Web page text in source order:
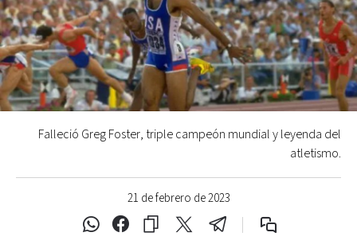
21 de febrero de 2023
Falleció Greg Foster, triple campeón mundial y leyenda del
atletismo.